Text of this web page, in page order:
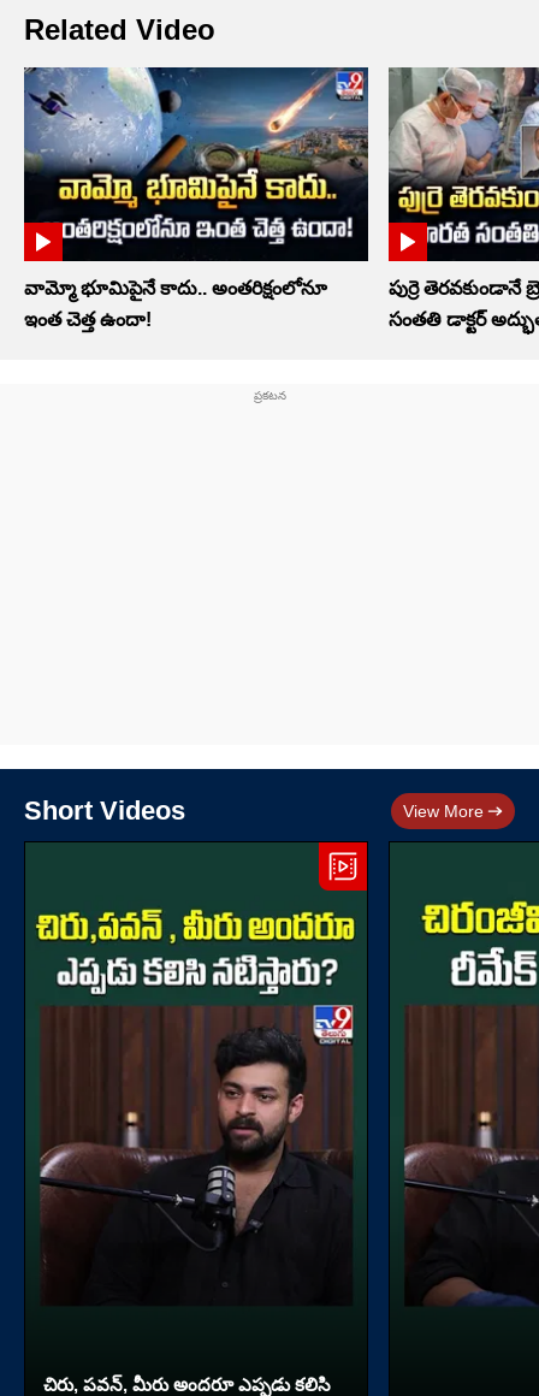
Related Video
వామ్మో భూమిపైనే కాదు.. అంతరిక్షంలోనూ
ఇంత చెత్త ఉందా!
పుర్రె తెరవకుండానే
సంతతి డాక్టర్
Short Videos View More
చిరు, పవన్, మీరు అందరూ ఎప్పడు కలిసి